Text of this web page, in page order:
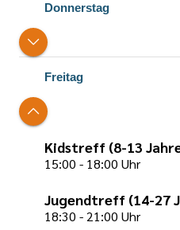
Donnerstag
Freitag
Kidstreff (8-13
15:00 - 18:00 Uhr
Jugendtreff (14-27
18:30 - 21:00 Uhr